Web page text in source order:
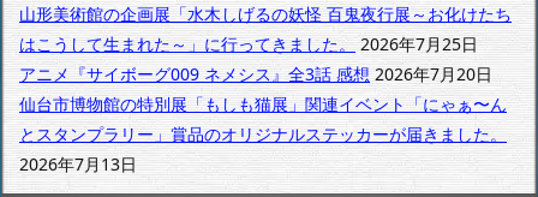
山形美術館の企画展「水木しげるの妖怪 百鬼夜行展～お化けたち
はこうして生まれた～」に行ってきました。 2026年7月25日
アニメ『サイボーグ009 ネメシス』全3話 感想 2026年7月20日
仙台市博物館の特別展「もしも猫展」関連イベント「にゃぁ〜ん
とスタンプラリー」賞品のオリジナルステッカーが届きました。
2026年7月13日